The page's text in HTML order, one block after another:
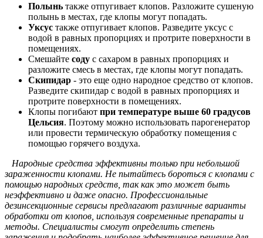
Полынь также отпугивает клопов. Разложите сушеную
полынь в местах, где клопы могут попадать.
Уксус также отпугивает клопов. Разведите уксус с
водой в равных пропорциях и протрите поверхности в
помещениях.
Смешайте соду с сахаром в равных пропорциях и
разложите смесь в местах, где клопы могут попадать.
Скипидар - это еще одно народное средство от клопов.
Разведите скипидар с водой в равных пропорциях и
протрите поверхности в помещениях.
Клопы погибают при температуре выше 60 градусов
Цельсия. Поэтому можно использовать парогенератор
или провести термическую обработку помещения с
помощью горячего воздуха.
Народные средства эффективны только при небольшой
зараженности клопами. Не пытайтесь бороться с клопами с
помощью народных средств, так как это может быть
неэффективно и даже опасно. Профессиональные
дезинсекционные сервисы предлагают различные варианты
обработки от клопов, используя современные препараты и
методы. Специалисты смогут определить степень